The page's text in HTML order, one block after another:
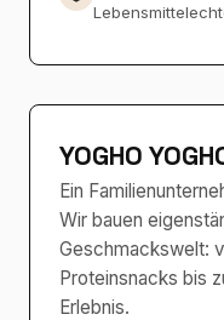
YOGHO
Ein
Wir bauen
Geschmackswelt:
Proteinsnacks bis
Erlebnis.